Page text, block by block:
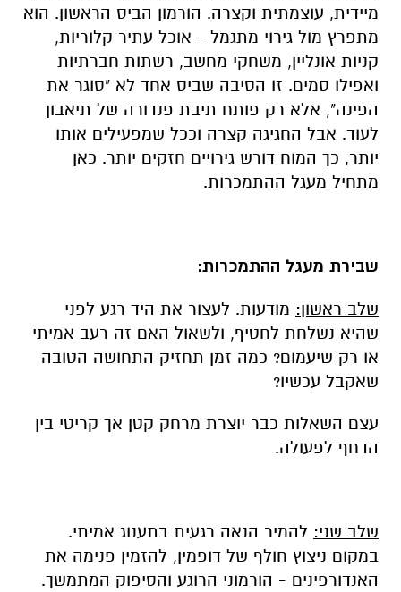
מיידית, עוצמתית וקצרה. הורמון הביס הראשון. הוא
מתפרץ מול גירוי מתגמל - אוכל עתיר קלוריות,
קניות אונליין, משחקי מחשב, רשתות חברתיות
ואפילו סמים. זו הסיבה שביס אחד לא "סוגר את
הפינה", אלא רק פותח תיבת פנדורה של תיאבון
לעוד. אבל החגיגה קצרה וככל שמפעילים אותו
יותר, כך המוח דורש גירויים חזקים יותר. כאן
מתחיל מעגל ההתמכרות.
שבירת מעגל ההתמכרות:
שלב ראשון: מודעות. לעצור את היד רגע לפני
שהיא נשלחת לחטיף, ולשאול האם זה רעב אמיתי
או רק שיעמום? כמה זמן תחזיק התחושה הטובה
שאקבל עכשיו?
עצם השאלות כבר יוצרת מרחק קטן אך קריטי בין
הדחף לפעולה.
שלב שני: להמיר הנאה רגעית בתענוג אמיתי.
במקום ניצוץ חולף של דופמין, להזמין פנימה את
האנדורפינים - הורמוני הרוגע והסיפוק המתמשך.